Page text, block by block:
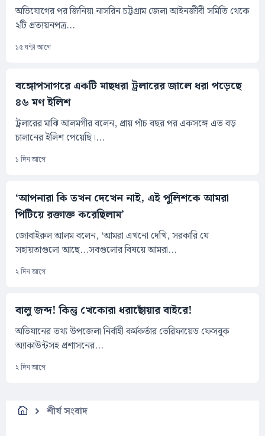
অভিযোগের পর জিনিয়া নাসরিন চট্টগ্রাম জেলা আইনজীবী সমিতি থেকে
২টি প্রত্যয়নপত্র...
১৫ ঘন্টা আগে
বঙ্গোপসাগরে একটি মাছধরা ট্রলারের জালে ধরা পড়েছে
৪৬ মণ ইলিশ
ট্রলারের মাঝি আলমগীর বলেন, প্রায় পাঁচ বছর পর একসঙ্গে এত বড়
চালানের ইলিশ পেয়েছি।...
১ দিন আগে
‘আপনারা কি তখন দেখেন নাই, এই পুলিশকে আমরা
পিটিয়ে রক্তাক্ত করেছিলাম’
জোবাইরুল আলম বলেন, ‘আমরা এখনো দেখি, সরকারি যে
সহায়তাগুলো আছে...সবগুলোর বিষয়ে আমরা...
২ দিন আগে
বালু জব্দ! কিন্তু খেকোরা ধরাছোঁয়ার বাইরে!
অভিযানের তথ্য উপজেলা নির্বাহী কর্মকর্তার ভেরিফায়েড ফেসবুক
অ্যাকাউন্টসহ প্রশাসনের...
২ দিন আগে
শীর্ষ সংবাদ